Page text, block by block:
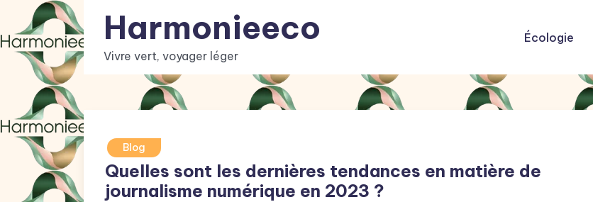
content
Harmonieeco
Vivre vert, voyager léger
Écologie
Blog
Quelles sont les dernières tendances en matière de
journalisme numérique en 2023 ?